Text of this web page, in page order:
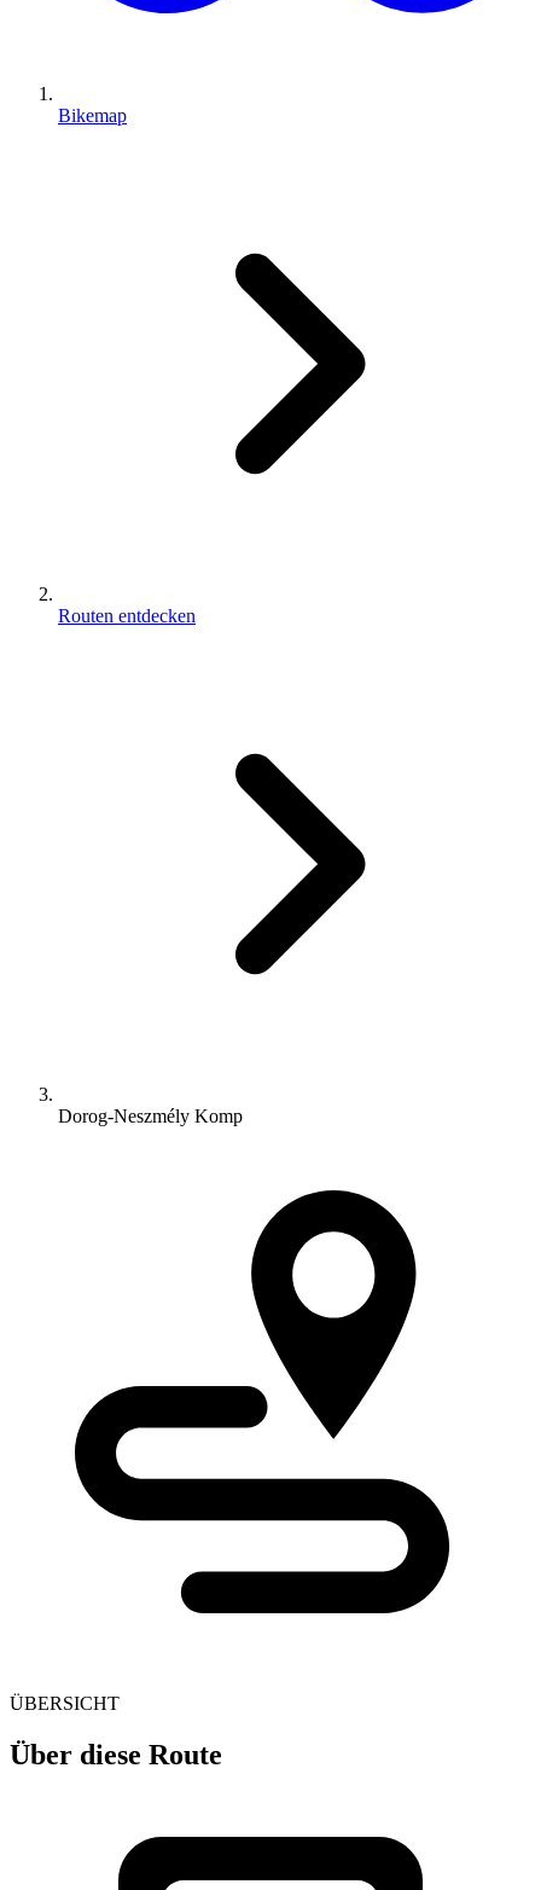
Bikemap
Routen entdecken
Dorog-Neszmély Komp
ÜBERSICHT
Über diese Route